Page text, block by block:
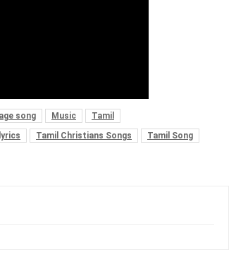
song Music
Tamil
Tamil Christians Songs
Tamil Song